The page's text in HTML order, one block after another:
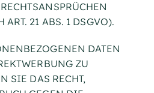
21 ABS. 1 DSGVO).
DATEN
ZU
SIE DAS RECHT,